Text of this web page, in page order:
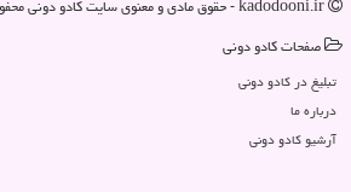
صفحات كادو دونی
تبلیغ در كادو دونی
درباره ما
آرشیو كادو دونی